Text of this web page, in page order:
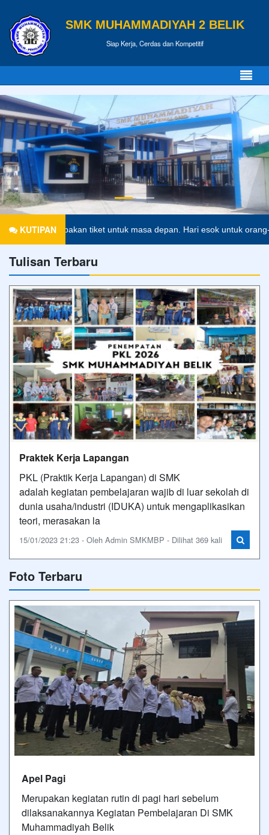
SMK MUHAMMADIYAH 2 BELIK
Siap Kerja, Cerdas dan Kompetitif
KUTIPAN
merupakan tiket untuk masa depan. Hari esok untuk orang-orang
Tulisan Terbaru
Praktek Kerja Lapangan
PKL (Praktik Kerja Lapangan) di SMK
adalah kegiatan pembelajaran wajib di luar sekolah di
dunia usaha/industri (IDUKA) untuk mengaplikasikan
teori, merasakan la
15/01/2023 21:23 - Oleh Admin SMKMBP - Dilihat 369 kali
Foto Terbaru
Apel Pagi
Merupakan kegiatan rutin di pagi hari sebelum
dilaksanakannya Kegiatan Pembelajaran Di SMK
Muhammadiyah Belik